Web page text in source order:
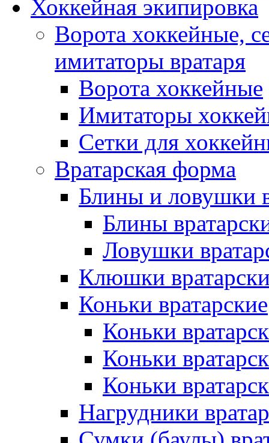
Хоккейная экипировка
Ворота хоккейные,
имитаторы вратаря
Ворота хоккейные
Имитаторы
Сетки для
Вратарская форма
Блины и ловушки
Блины
Ловушки
Клюшки
Коньки вратарские
Коньки
Коньки
Коньки
Нагрудники